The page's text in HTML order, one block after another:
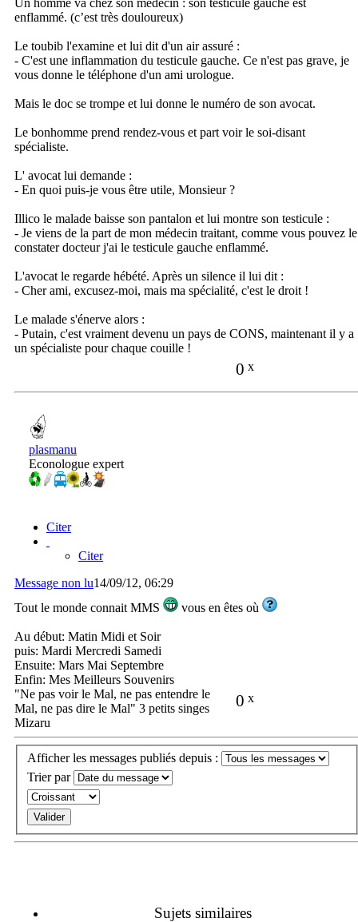
Un homme va chez son médecin : son testicule gauche est
enflammé. (c’est très douloureux)
Le toubib l'examine et lui dit d'un air assuré :
- C'est une inflammation du testicule gauche. Ce n'est pas grave, je
vous donne le téléphone d'un ami urologue.
Mais le doc se trompe et lui donne le numéro de son avocat.
Le bonhomme prend rendez-vous et part voir le soi-disant
spécialiste.
L' avocat lui demande :
- En quoi puis-je vous être utile, Monsieur ?
Illico le malade baisse son pantalon et lui montre son testicule :
- Je viens de la part de mon médecin traitant, comme vous pouvez le
constater docteur j'ai le testicule gauche enflammé.
L'avocat le regarde hébété. Après un silence il lui dit :
- Cher ami, excusez-moi, mais ma spécialité, c'est le droit !
Le malade s'énerve alors :
- Putain, c'est vraiment devenu un pays de CONS, maintenant il y a
un spécialiste pour chaque couille !
0 x
plasmanu
Econologue expert
Citer
Citer
Message non lu14/09/12, 06:29
Tout le monde connait MMS
vous en êtes où
Au début: Matin Midi et Soir
puis: Mardi Mercredi Samedi
Ensuite: Mars Mai Septembre
Enfin: Mes Meilleurs Souvenirs
0 x
"Ne pas voir le Mal, ne pas entendre le
Mal, ne pas dire le Mal" 3 petits singes
Mizaru
Afficher les messages publiés depuis :
Trier par
Sujets similaires